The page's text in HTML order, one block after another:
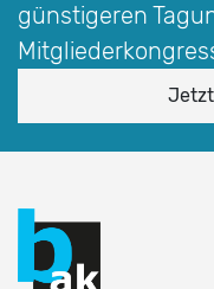
günstigeren